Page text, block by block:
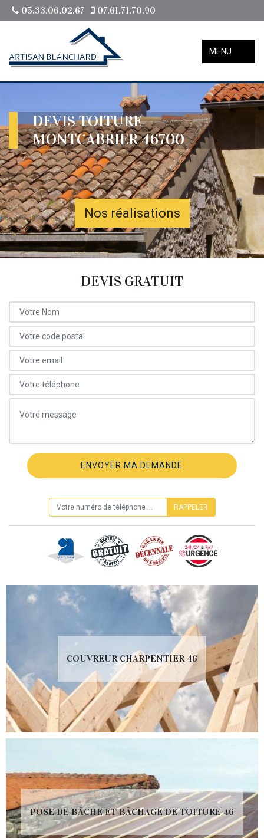
05.33.06.02.67 07.61.71.70.90
MENU
DEVIS TOITURE
MONTCABRIER 46700
Nos réalisations
DEVIS GRATUIT
COUVREUR CHARPENTIER 46
POSE DE BÂCHE ET BÂCHAGE DE TOITURE 46